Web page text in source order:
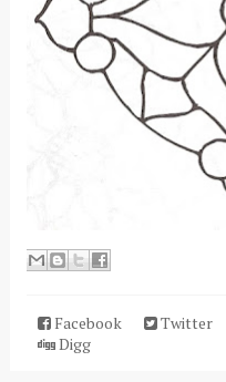
Facebook Twitter
Digg